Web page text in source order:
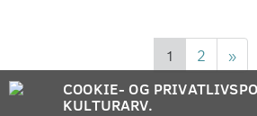
1 2 »
COOKIE- OG
KULTURARV.